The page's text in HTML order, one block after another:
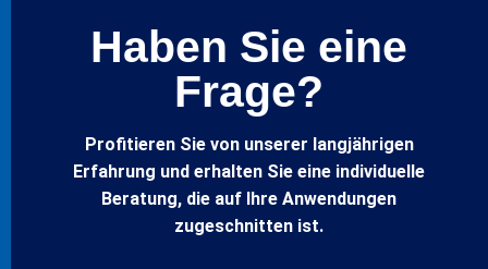
Haben Sie eine
Frage?
Profitieren Sie von unserer langjährigen
Erfahrung und erhalten Sie eine individuelle
Beratung, die auf Ihre Anwendungen
zugeschnitten ist.